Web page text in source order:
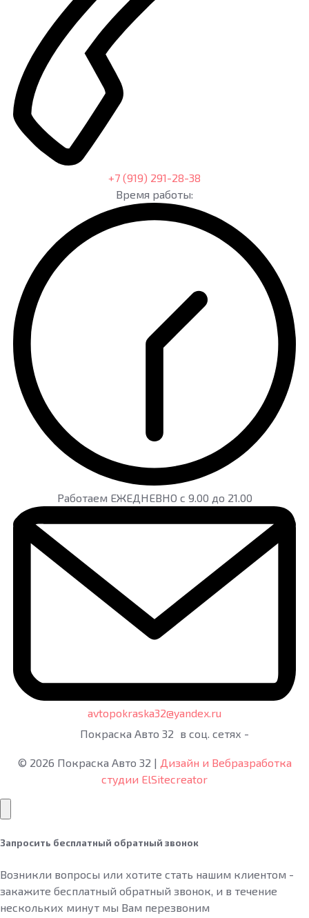
+7 (919) 291-28-38
Время работы:
Работаем ЕЖЕДНЕВНО с 9.00 до 21.00
avtopokraska32@yandex.ru
Покраска Авто 32 в соц. сетях -
© 2026 Покраска Авто 32 | Дизайн и Вебразработка
студии ElSitecreator
Запросить бесплатный обратный звонок
Возникли вопросы или хотите стать нашим клиентом -
закажите бесплатный обратный звонок, и в течение
нескольких минут мы Вам перезвоним